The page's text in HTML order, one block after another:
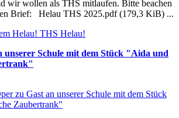
wir wollen als THS mitlaufen. Bitte beachen
Brief: Helau THS 2025.pdf (179,3 KiB) ...
Helau! THS Helau!
unserer Schule mit dem Stück "Aida und
zu Gast an unserer Schule mit dem Stück
Zaubertrank"